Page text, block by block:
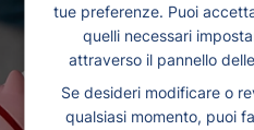
tue preferenze. Puoi
quelli necessari
attraverso il pannello
Se desideri modificare o
qualsiasi momento, puoi